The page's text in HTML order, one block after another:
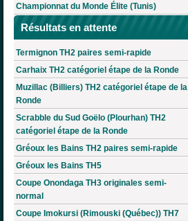
Championnat du Monde Élite (Tunis)
Résultats en attente
Termignon TH2 paires semi-rapide
Carhaix TH2 catégoriel étape de la Ronde
Muzillac (Billiers) TH2 catégoriel étape de la
Ronde
Scrabble du Sud Goëlo (Plourhan) TH2
catégoriel étape de la Ronde
Gréoux les Bains TH2 paires semi-rapide
Gréoux les Bains TH5
Coupe Onondaga TH3 originales semi-
normal
Coupe Imokursi (Rimouski (Québec)) TH7